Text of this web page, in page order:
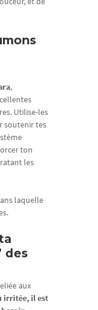
,
Utilise-les
soutenir tes
ton
les
laquelle
des
aux
irritée, il est